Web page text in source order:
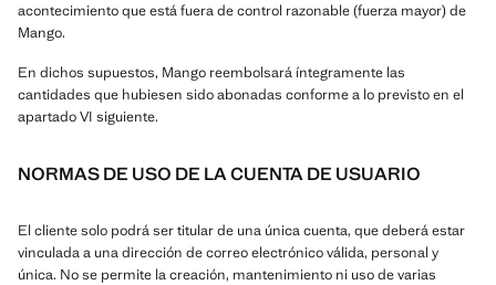
acontecimiento que está fuera de control razonable (fuerza mayor) de
Mango.
En dichos supuestos, Mango reembolsará íntegramente las
cantidades que hubiesen sido abonadas conforme a lo previsto en el
apartado VI siguiente.
NORMAS DE USO DE LA CUENTA DE USUARIO
El cliente solo podrá ser titular de una única cuenta, que deberá estar
vinculada a una dirección de correo electrónico válida, personal y
única. No se permite la creación, mantenimiento ni uso de varias